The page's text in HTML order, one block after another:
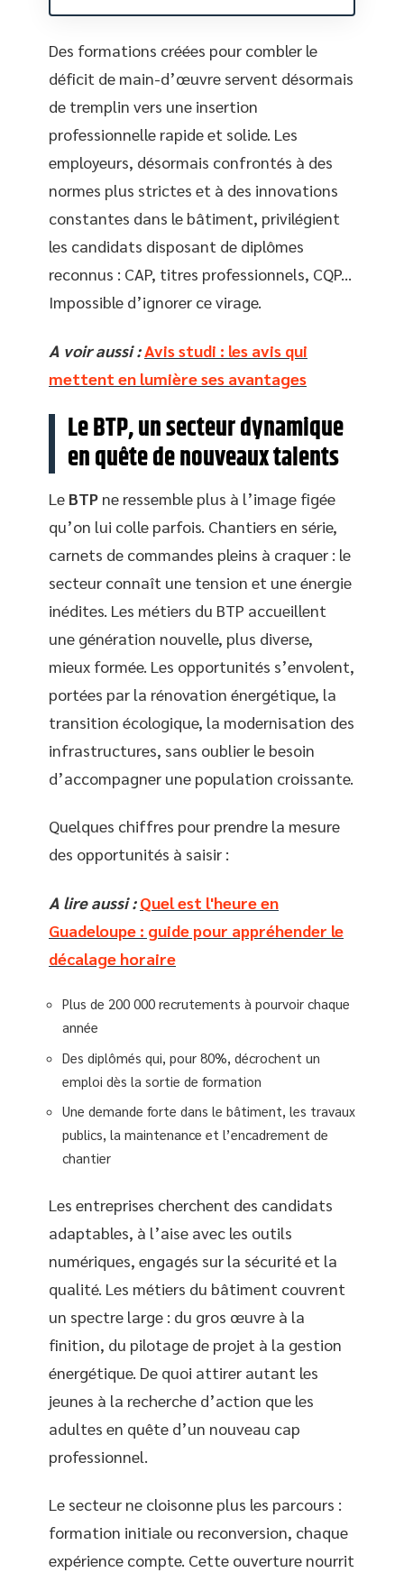
Des formations créées pour combler le
déficit de main-d’œuvre servent désormais
de tremplin vers une insertion
professionnelle rapide et solide. Les
employeurs, désormais confrontés à des
normes plus strictes et à des innovations
constantes dans le bâtiment, privilégient
les candidats disposant de diplômes
reconnus : CAP, titres professionnels, CQP…
Impossible d’ignorer ce virage.
A voir aussi : Avis studi : les avis qui
mettent en lumière ses avantages
Le BTP, un secteur dynamique
en quête de nouveaux talents
Le BTP ne ressemble plus à l’image figée
qu’on lui colle parfois. Chantiers en série,
carnets de commandes pleins à craquer : le
secteur connaît une tension et une énergie
inédites. Les métiers du BTP accueillent
une génération nouvelle, plus diverse,
mieux formée. Les opportunités s’envolent,
portées par la rénovation énergétique, la
transition écologique, la modernisation des
infrastructures, sans oublier le besoin
d’accompagner une population croissante.
Quelques chiffres pour prendre la mesure
des opportunités à saisir :
A lire aussi : Quel est l'heure en
Guadeloupe : guide pour appréhender le
décalage horaire
Plus de 200 000 recrutements à pourvoir chaque
année
Des diplômés qui, pour 80%, décrochent un
emploi dès la sortie de formation
Une demande forte dans le bâtiment, les travaux
publics, la maintenance et l’encadrement de
chantier
Les entreprises cherchent des candidats
adaptables, à l’aise avec les outils
numériques, engagés sur la sécurité et la
qualité. Les métiers du bâtiment couvrent
un spectre large : du gros œuvre à la
finition, du pilotage de projet à la gestion
énergétique. De quoi attirer autant les
jeunes à la recherche d’action que les
adultes en quête d’un nouveau cap
professionnel.
Le secteur ne cloisonne plus les parcours :
formation initiale ou reconversion, chaque
expérience compte. Cette ouverture nourrit